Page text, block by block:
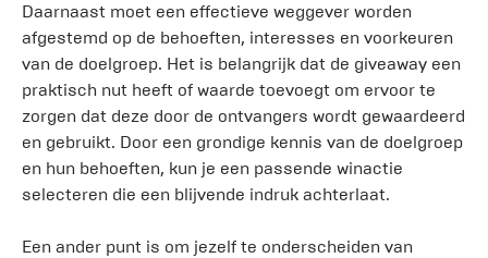
Daarnaast moet een effectieve weggever worden
afgestemd op de behoeften, interesses en voorkeuren
van de doelgroep. Het is belangrijk dat de giveaway een
praktisch nut heeft of waarde toevoegt om ervoor te
zorgen dat deze door de ontvangers wordt gewaardeerd
en gebruikt. Door een grondige kennis van de doelgroep
en hun behoeften, kun je een passende winactie
selecteren die een blijvende indruk achterlaat.
Een ander punt is om jezelf te onderscheiden van